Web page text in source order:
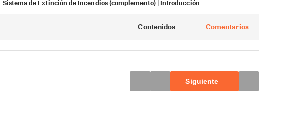
Sistema de Extinción de Incendios (complemento) | Introducción
Contenidos Comentarios
Siguiente